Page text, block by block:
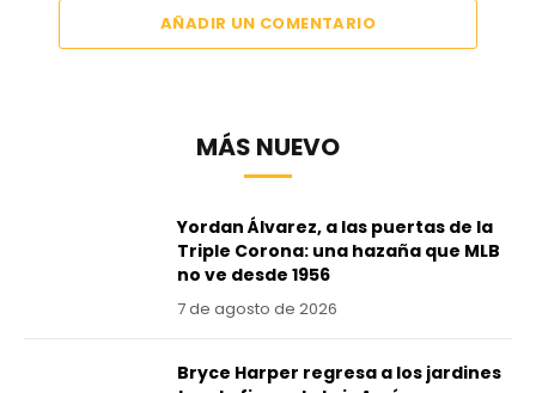
AÑADIR UN COMENTARIO
MÁS NUEVO
Yordan Álvarez, a las puertas de la
Triple Corona: una hazaña que MLB
no ve desde 1956
7 de agosto de 2026
Bryce Harper regresa a los jardines